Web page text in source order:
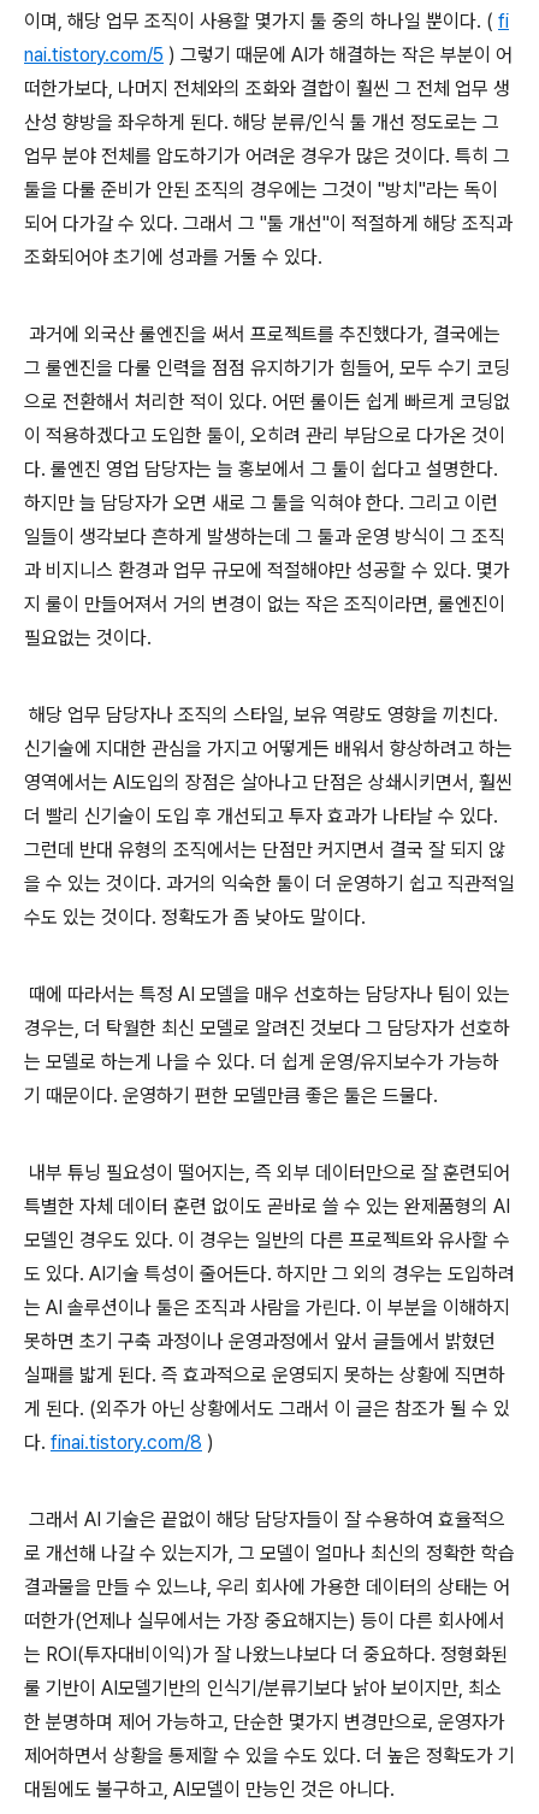
이며, 해당 업무 조직이 사용할 몇가지 툴 중의 하나일 뿐이다. ( fi
nai.tistory.com/5 ) 그렇기 때문에 AI가 해결하는 작은 부분이 어
떠한가보다, 나머지 전체와의 조화와 결합이 훨씬 그 전체 업무 생
산성 향방을 좌우하게 된다. 해당 분류/인식 툴 개선 정도로는 그
업무 분야 전체를 압도하기가 어려운 경우가 많은 것이다. 특히 그
툴을 다룰 준비가 안된 조직의 경우에는 그것이 "방치"라는 독이
되어 다가갈 수 있다. 그래서 그 "툴 개선"이 적절하게 해당 조직과
조화되어야 초기에 성과를 거둘 수 있다.
과거에 외국산 룰엔진을 써서 프로젝트를 추진했다가, 결국에는
그 룰엔진을 다룰 인력을 점점 유지하기가 힘들어, 모두 수기 코딩
으로 전환해서 처리한 적이 있다. 어떤 룰이든 쉽게 빠르게 코딩없
이 적용하겠다고 도입한 툴이, 오히려 관리 부담으로 다가온 것이
다. 룰엔진 영업 담당자는 늘 홍보에서 그 툴이 쉽다고 설명한다.
하지만 늘 담당자가 오면 새로 그 툴을 익혀야 한다. 그리고 이런
일들이 생각보다 흔하게 발생하는데 그 툴과 운영 방식이 그 조직
과 비지니스 환경과 업무 규모에 적절해야만 성공할 수 있다. 몇가
지 룰이 만들어져서 거의 변경이 없는 작은 조직이라면, 룰엔진이
필요없는 것이다.
해당 업무 담당자나 조직의 스타일, 보유 역량도 영향을 끼친다.
신기술에 지대한 관심을 가지고 어떻게든 배워서 향상하려고 하는
영역에서는 AI도입의 장점은 살아나고 단점은 상쇄시키면서, 훨씬
더 빨리 신기술이 도입 후 개선되고 투자 효과가 나타날 수 있다.
그런데 반대 유형의 조직에서는 단점만 커지면서 결국 잘 되지 않
을 수 있는 것이다. 과거의 익숙한 툴이 더 운영하기 쉽고 직관적일
수도 있는 것이다. 정확도가 좀 낮아도 말이다.
때에 따라서는 특정 AI 모델을 매우 선호하는 담당자나 팀이 있는
경우는, 더 탁월한 최신 모델로 알려진 것보다 그 담당자가 선호하
는 모델로 하는게 나을 수 있다. 더 쉽게 운영/유지보수가 가능하
기 때문이다. 운영하기 편한 모델만큼 좋은 툴은 드물다.
내부 튜닝 필요성이 떨어지는, 즉 외부 데이터만으로 잘 훈련되어
특별한 자체 데이터 훈련 없이도 곧바로 쓸 수 있는 완제품형의 AI
모델인 경우도 있다. 이 경우는 일반의 다른 프로젝트와 유사할 수
도 있다. AI기술 특성이 줄어든다. 하지만 그 외의 경우는 도입하려
는 AI 솔루션이나 툴은 조직과 사람을 가린다. 이 부분을 이해하지
못하면 초기 구축 과정이나 운영과정에서 앞서 글들에서 밝혔던
실패를 밟게 된다. 즉 효과적으로 운영되지 못하는 상황에 직면하
게 된다. (외주가 아닌 상황에서도 그래서 이 글은 참조가 될 수 있
다. finai.tistory.com/8 )
그래서 AI 기술은 끝없이 해당 담당자들이 잘 수용하여 효율적으
로 개선해 나갈 수 있는지가, 그 모델이 얼마나 최신의 정확한 학습
결과물을 만들 수 있느냐, 우리 회사에 가용한 데이터의 상태는 어
떠한가(언제나 실무에서는 가장 중요해지는) 등이 다른 회사에서
는 ROI(투자대비이익)가 잘 나왔느냐보다 더 중요하다. 정형화된
룰 기반이 AI모델기반의 인식기/분류기보다 낡아 보이지만, 최소
한 분명하며 제어 가능하고, 단순한 몇가지 변경만으로, 운영자가
제어하면서 상황을 통제할 수 있을 수도 있다. 더 높은 정확도가 기
대됨에도 불구하고, AI모델이 만능인 것은 아니다.